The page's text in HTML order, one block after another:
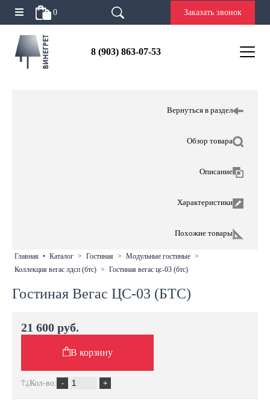
0 Заказать звонок
8 (903) 863-07-53
Вернуться в раздел
Обзор товара
Описание
Характеристики
Похожие товары
главная • каталог > гостиная > модульные гостиные >
коллекция вегас лдсп (бтс) > гостиная вегас цс-03 (бтс)
Гостиная Вегас ЦС-03 (БТС)
21 600 руб.
В корзину
Кол-во: